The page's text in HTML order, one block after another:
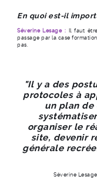
En quoi est-il
Séverine Lesage :
Il faut
passage par la case
pas.
"Il y a des
protocoles à
un plan de
organiser le
site, devenir
générale
Séverine